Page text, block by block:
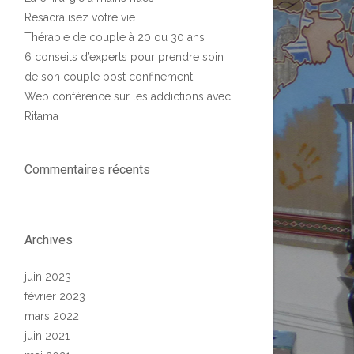
Resacralisez votre vie
Thérapie de couple à 20 ou 30 ans
6 conseils d’experts pour prendre soin
de son couple post confinement
Web conférence sur les addictions avec
Ritama
Commentaires récents
Archives
juin 2023
février 2023
mars 2022
juin 2021